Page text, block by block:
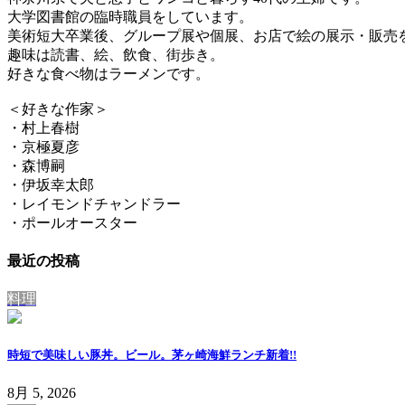
大学図書館の臨時職員をしています。
美術短大卒業後、グループ展や個展、お店で絵の展示・販売
趣味は読書、絵、飲食、街歩き。
好きな食べ物はラーメンです。
＜好きな作家＞
・村上春樹
・京極夏彦
・森博嗣
・伊坂幸太郎
・レイモンドチャンドラー
・ポールオースター
最近の投稿
料理
時短で美味しい豚丼。ビール。茅ヶ崎海鮮ランチ新着!!
8月 5, 2026